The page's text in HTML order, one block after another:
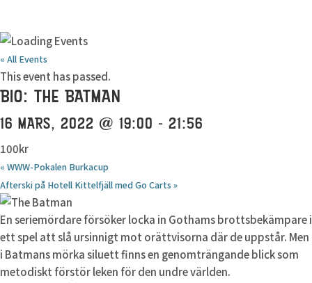
« All Events
This event has passed.
BIO: THE BATMAN
16 MARS, 2022 @ 19:00 - 21:56
100kr
« WWW-Pokalen Burkacup
Afterski på Hotell Kittelfjäll med Go Carts »
En seriemördare försöker locka in Gothams brottsbekämpare i
ett spel att slå ursinnigt mot orättvisorna där de uppstår. Men
i Batmans mörka siluett finns en genomträngande blick som
metodiskt förstör leken för den undre världen.